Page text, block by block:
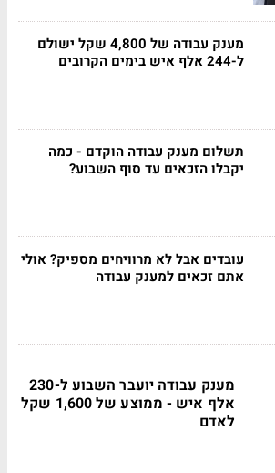
מענק עבודה של 4,800 שקל ישולם
ל-244 אלף איש בימים הקרובים
תשלום מענק עבודה הוקדם - כמה
יקבלו הזכאים עד סוף השבוע?
עובדים אבל לא מרוויחים מספיק? אולי
אתם זכאים למענק עבודה
מענק עבודה יועבר השבוע ל-230
אלף איש - ממוצע של 1,600 שקל
לאדם